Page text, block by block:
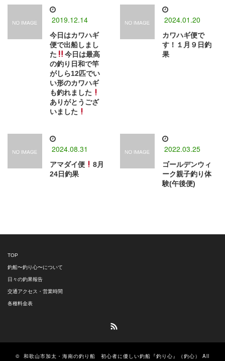
2019.12.14
今日はカワハギ
便で出船しまし
た
今日は最高
の釣り日和で竿
がしら12匹でい
い形のカワハギ
も釣れました
ありがとうござ
いました
2024.01.20
カワハギ便で
す！１月９日釣
果
2024.08.31
アマダイ便
8月
24日釣果
2022.03.25
ゴールデンウィ
ーク親子釣り体
験(午後便)
TOP
釣船〜釣り心〜について
日々の釣果報告
交通アクセス・営業時間
各種料金表
© 和歌山市加太・海南の釣り船 初心者に優しい釣船『釣り心』（釣心）
All